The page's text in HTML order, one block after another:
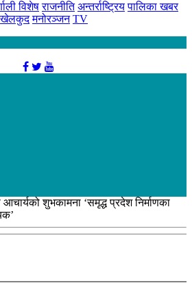
विशेष राजनीति अन्तर्राष्ट्रिय पालिका खबर
खेलकुद मनोरञ्जन TV
शुभकामना ‘समृद्ध प्रदेश निर्माणका